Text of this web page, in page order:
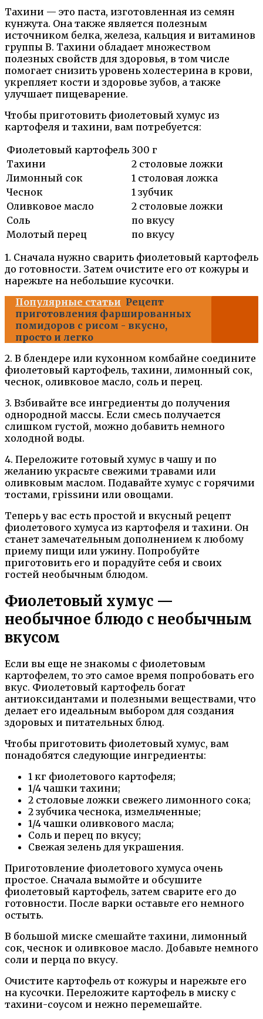
Тахини — это паста, изготовленная из семян
кунжута. Она также является полезным
источником белка, железа, кальция и витаминов
группы В. Тахини обладает множеством
полезных свойств для здоровья, в том числе
помогает снизить уровень холестерина в крови,
укрепляет кости и здоровье зубов, а также
улучшает пищеварение.
Чтобы приготовить фиолетовый хумус из
картофеля и тахини, вам потребуется:
Фиолетовый картофель 300 г
Тахини
2 столовые ложки
Лимонный сок
1 столовая ложка
Чеснок
1 зубчик
Оливковое масло
2 столовые ложки
Соль
по вкусу
Молотый перец
по вкусу
1. Сначала нужно сварить фиолетовый картофель
до готовности. Затем очистите его от кожуры и
нарежьте на небольшие кусочки.
Популярные статьи Рецепт
приготовления фаршированных
помидоров с рисом - вкусно,
просто и легко
2. В блендере или кухонном комбайне соедините
фиолетовый картофель, тахини, лимонный сок,
чеснок, оливковое масло, соль и перец.
3. Взбивайте все ингредиенты до получения
однородной массы. Если смесь получается
слишком густой, можно добавить немного
холодной воды.
4. Переложите готовый хумус в чашу и по
желанию украсьте свежими травами или
оливковым маслом. Подавайте хумус с горячими
тостами, грissини или овощами.
Теперь у вас есть простой и вкусный рецепт
фиолетового хумуса из картофеля и тахини. Он
станет замечательным дополнением к любому
приему пищи или ужину. Попробуйте
приготовить его и порадуйте себя и своих
гостей необычным блюдом.
Фиолетовый хумус —
необычное блюдо с необычным
вкусом
Если вы еще не знакомы с фиолетовым
картофелем, то это самое время попробовать его
вкус. Фиолетовый картофель богат
антиоксидантами и полезными веществами, что
делает его идеальным выбором для создания
здоровых и питательных блюд.
Чтобы приготовить фиолетовый хумус, вам
понадобятся следующие ингредиенты:
1 кг фиолетового картофеля;
1/4 чашки тахини;
2 столовые ложки свежего лимонного сока;
2 зубчика чеснока, измельченные;
1/4 чашки оливкового масла;
Соль и перец по вкусу;
Свежая зелень для украшения.
Приготовление фиолетового хумуса очень
простое. Сначала вымойте и обсушите
фиолетовый картофель, затем сварите его до
готовности. После варки оставьте его немного
остыть.
В большой миске смешайте тахини, лимонный
сок, чеснок и оливковое масло. Добавьте немного
соли и перца по вкусу.
Очистите картофель от кожуры и нарежьте его
на кусочки. Переложите картофель в миску с
тахини-соусом и нежно перемешайте.